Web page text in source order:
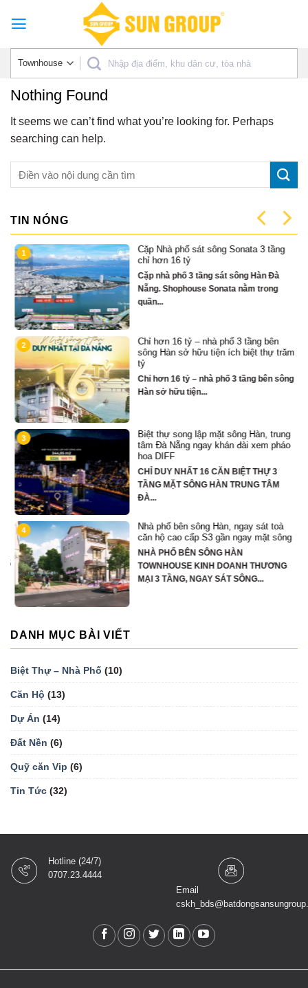
Nothing Found
It seems we can’t find what you’re looking for. Perhaps
searching can help.
TIN NÓNG
1
Cặp Nhà phố sát sông Sonata 3 tầng
chỉ hơn 16 tỷ
Cặp nhà phố 3 tầng sát sông Hàn Đà
Nẵng. Shophouse Sonata nằm trong
quần...
2
Chỉ hơn 16 tỷ – nhà phố 3 tầng bên
sông Hàn sở hữu tiện ích biệt thự trăm
tỷ
Chỉ hơn 16 tỷ – nhà phố 3 tầng bên sông
Hàn sở hữu tiện...
3
Biệt thự song lập mặt sông Hàn, trung
tâm Đà Nẵng ngay khán đài xem pháo
hoa DIFF
CHỈ DUY NHẤT 16 CĂN BIỆT THỰ 3
TẦNG MẶT SÔNG HÀN TRUNG TÂM
ĐÀ...
4
Nhà phố bên sông Hàn, ngay sát toà
căn hộ cao cấp S3 gần ngay mặt sông
NHÀ PHỐ BÊN SÔNG HÀN
TOWNHOUSE KINH DOANH THƯƠNG
MẠI 3 TẦNG, NGAY SÁT SÔNG...
DANH MỤC BÀI VIẾT
Biệt Thự – Nhà Phố (10)
Căn Hộ (13)
Dự Án (14)
Đất Nền (6)
Quỹ căn Vip (6)
Tin Tức (32)
Hotline (24/7)
0707.23.4444
Email